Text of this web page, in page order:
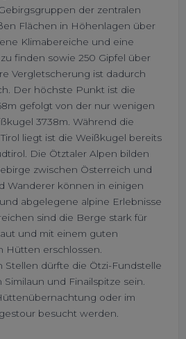
der zentralen
Flächen in Höhenlagen über
Klimabereiche und eine
finden sowie 250 Gipfel über
Vergletscherung ist dadurch
Der höchste Punkt ist die
gefolgt von der nur wenigen
3738m. Während die
liegt ist die Weißkugel bereits
Die Ötztaler Alpen bilden
zwischen Österreich und
Wanderer können in einigen
abgelegene alpine Erlebnisse
sind die Berge stark für
und mit einem guten
Hütten erschlossen.
Stellen dürfte die Ötzi-Fundstelle
und Finailspitze sein.
oder im
besucht werden.